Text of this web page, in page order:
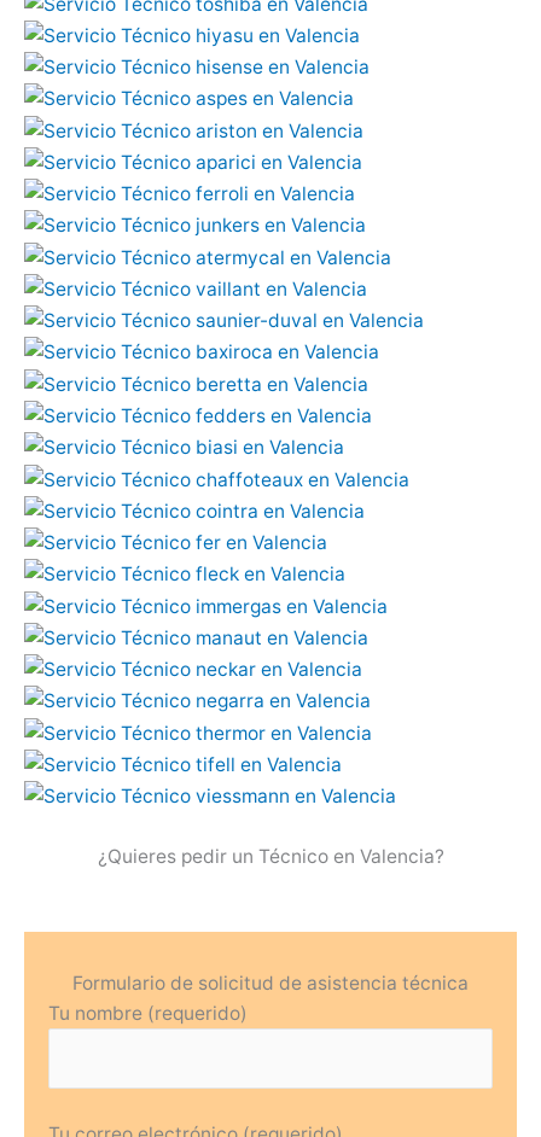
¿Quieres pedir un Técnico en Valencia?
Formulario de solicitud de asistencia técnica
Tu nombre (requerido)